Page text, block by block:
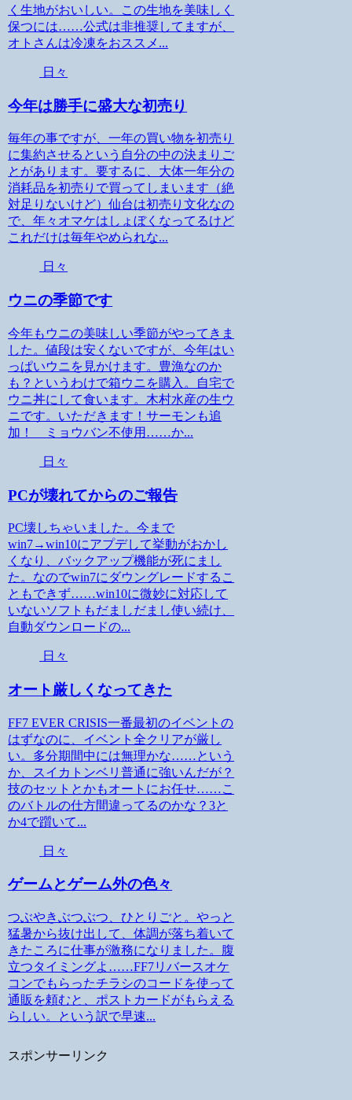
く生地がおいしい。この生地を美味しく
保つには……公式は非推奨してますが、
オトさんは冷凍をおススメ...
日々
今年は勝手に盛大な初売り
毎年の事ですが、一年の買い物を初売り
に集約させるという自分の中の決まりご
とがあります。要するに、大体一年分の
消耗品を初売りで買ってしまいます（絶
対足りないけど）仙台は初売り文化なの
で、年々オマケはしょぼくなってるけど
これだけは毎年やめられな...
日々
ウニの季節です
今年もウニの美味しい季節がやってきま
した。値段は安くないですが、今年はい
っぱいウニを見かけます。豊漁なのか
も？というわけで箱ウニを購入。自宅で
ウニ丼にして食います。木村水産の生ウ
ニです。いただきます！サーモンも追
加！ ミョウバン不使用……か...
日々
PCが壊れてからのご報告
PC壊しちゃいました。今まで
win7→win10にアプデして挙動がおかし
くなり、バックアップ機能が死にまし
た。なのでwin7にダウングレードするこ
ともできず……win10に微妙に対応して
いないソフトもだましだまし使い続け、
自動ダウンロードの...
日々
オート厳しくなってきた
FF7 EVER CRISIS一番最初のイベントの
はずなのに、イベント全クリアが厳し
い。多分期間中には無理かな……という
か、スイカトンベリ普通に強いんだが？
技のセットとかもオートにお任せ……こ
のバトルの仕方間違ってるのかな？3と
か4で躓いて...
日々
ゲームとゲーム外の色々
つぶやきぶつぶつ、ひとりごと。やっと
猛暑から抜け出して、体調が落ち着いて
きたころに仕事が激務になりました。腹
立つタイミングよ……FF7リバースオケ
コンでもらったチラシのコードを使って
通販を頼むと、ポストカードがもらえる
らしい。という訳で早速...
スポンサーリンク